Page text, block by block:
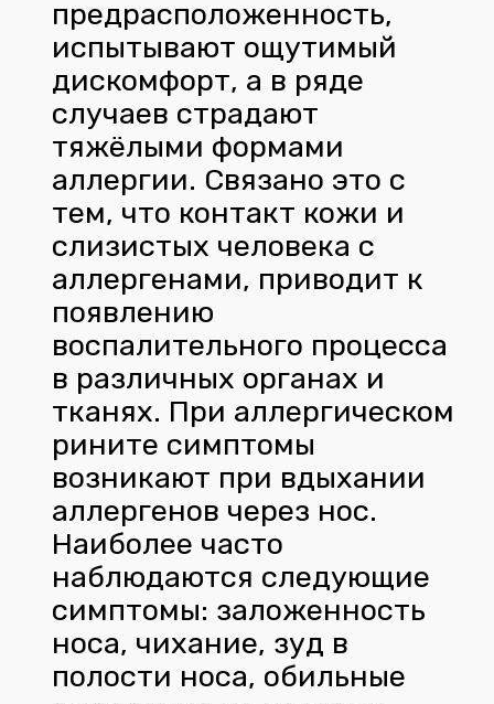
предрасположенность,
испытывают ощутимый
дискомфорт, а в ряде
случаев страдают
тяжёлыми формами
аллергии. Связано это с
тем, что контакт кожи и
слизистых человека с
аллергенами, приводит к
появлению
воспалительного процесса
в различных органах и
тканях. При аллергическом
рините симптомы
возникают при вдыхании
аллергенов через нос.
Наиболее часто
наблюдаются следующие
симптомы: заложенность
носа, чихание, зуд в
полости носа, обильные